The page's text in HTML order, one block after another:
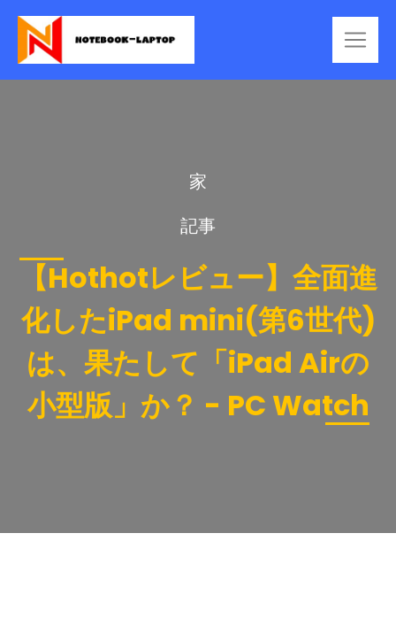
家
記事
【Hothotレビュー】全面進
化したiPad mini(第6世代)
は、果たして「iPad Airの
小型版」か？ - PC Watch